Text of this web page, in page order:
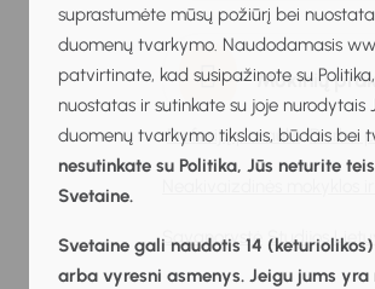
suprastumėte mūsų požiūrį bei
duomenų tvarkymo. Naudodamasis
patvirtinate, kad susipažinote su
nuostatas ir sutinkate su joje nurodytais
duomenų tvarkymo tikslais, būdais bei
nesutinkate su Politika, Jūs neturite
Svetaine.
Svetaine gali naudotis 14
arba vyresni asmenys. Jeigu jums yra
Mokinių
Profesijų pasaulis Darbo
Savanorystė Studijos